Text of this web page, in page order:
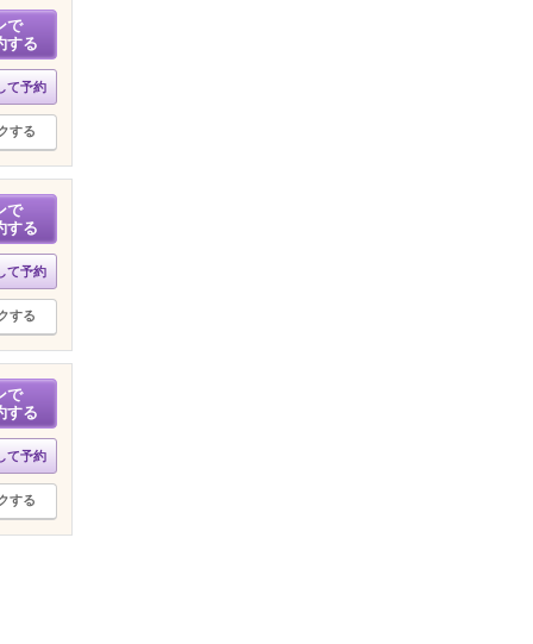
で
する
て予約
する
で
する
て予約
する
で
する
て予約
する